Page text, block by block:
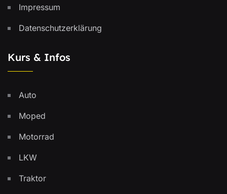
Impressum
Datenschutzerklärung
Kurs & Infos
Auto
Moped
Motorrad
LKW
Traktor